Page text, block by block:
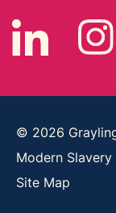
© 2026
Modern
Site Map